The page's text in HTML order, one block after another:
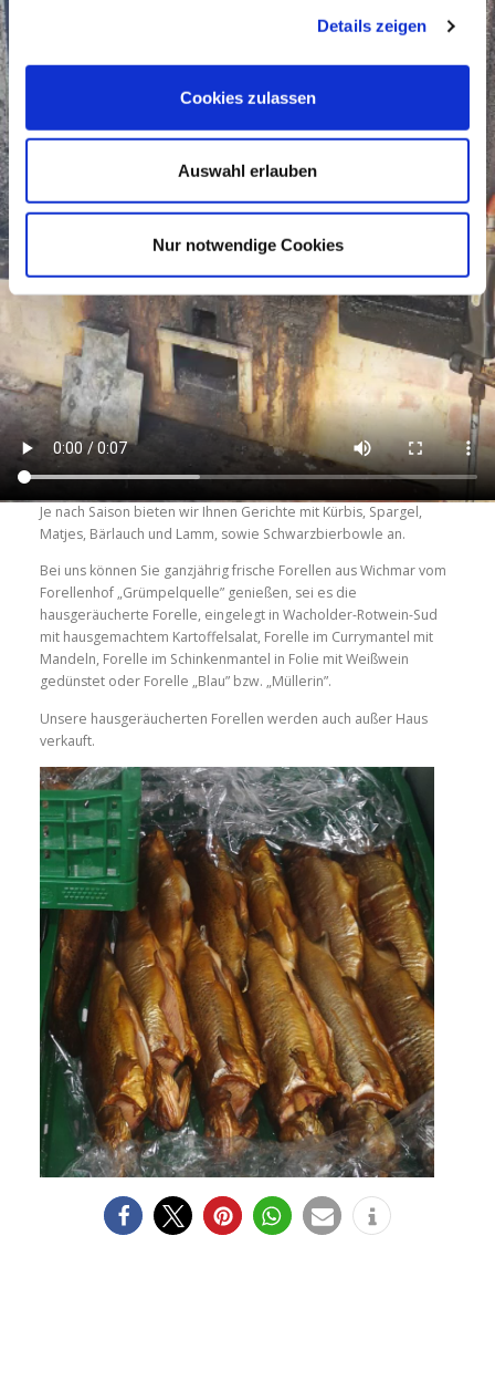
Details zeigen
Cookies zulassen
Auswahl erlauben
Nur notwendige Cookies
Je nach Saison bieten wir Ihnen Gerichte mit Kürbis, Spargel,
Matjes, Bärlauch und Lamm, sowie Schwarzbierbowle an.
Bei uns können Sie ganzjährig frische Forellen aus Wichmar vom
Forellenhof „Grümpelquelle” genießen, sei es die
hausgeräucherte Forelle, eingelegt in Wacholder-Rotwein-Sud
mit hausgemachtem Kartoffelsalat, Forelle im Currymantel mit
Mandeln, Forelle im Schinkenmantel in Folie mit Weißwein
gedünstet oder Forelle „Blau” bzw. „Müllerin”.
Unsere hausgeräucherten Forellen werden auch außer Haus
verkauft.